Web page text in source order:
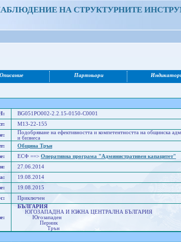
НА СТРУКТУРНИТЕ
Описание Партньори
BG051PO002-2.2.15-0150-C0001
M13-22-155
Подобряване на ефективността и компетентността на общинска
и бизнеса
Община Трън
ЕСФ ==> Оперативна програма "Административен капацитет"
27.06.2014
19.08.2014
19.08.2015
Приключен
БЪЛГАРИЯ
ЮГОЗАПАДНА И ЮЖНА ЦЕНТРАЛНА БЪЛГАРИЯ
Югозападен
Перник
Трън